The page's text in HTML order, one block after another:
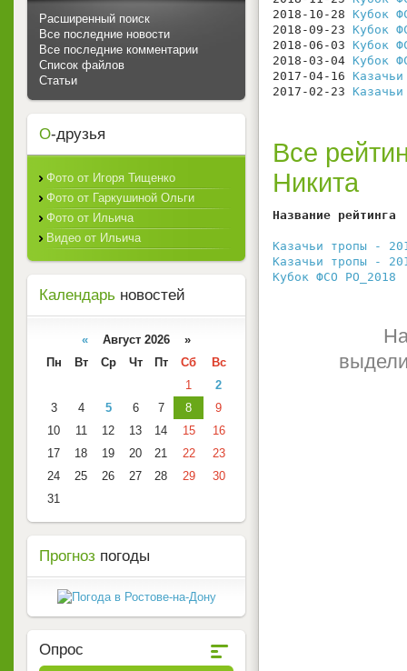
2018-10-28 Кубок
2018-09-23 Кубок
2018-06-03 Кубок
2018-03-04 Кубок
2017-04-16
2017-02-23
Все
Никита
Название
Казачьи тропы -
Казачьи тропы -
Кубок ФСО РО_2018
Расширенный поиск
Все последние новости
Все последние комментарии
Список файлов
Статьи
О-друзья
Фото от Игоря Тищенко
Фото от Гаркушиной Ольги
Фото от Ильича
Видео от Ильича
Календарь новостей
« Август 2026 »
Пн
Вт Ср Чт Пт Сб
Вс
1
2
3
4 5 6 7 8
9
10
11 12 13 14 15
16
17
18 19 20 21 22
23
24
25 26 27 28 29
30
31
Прогноз погоды
Опрос